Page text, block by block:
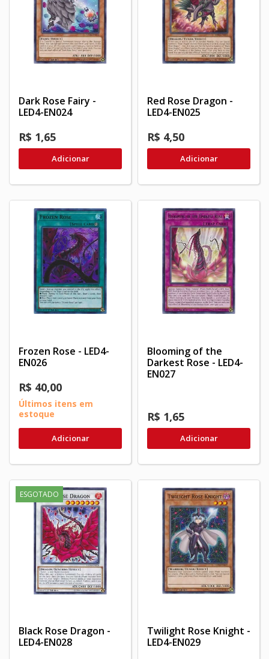
Dark Rose Fairy -
LED4-EN024
R$ 1,65
Adicionar
Red Rose Dragon -
LED4-EN025
R$ 4,50
Adicionar
Frozen Rose - LED4-
EN026
R$ 40,00
Últimos itens em
estoque
Adicionar
Blooming of the
Darkest Rose - LED4-
EN027
R$ 1,65
Adicionar
ESGOTADO
Black Rose Dragon -
LED4-EN028
Twilight Rose Knight -
LED4-EN029